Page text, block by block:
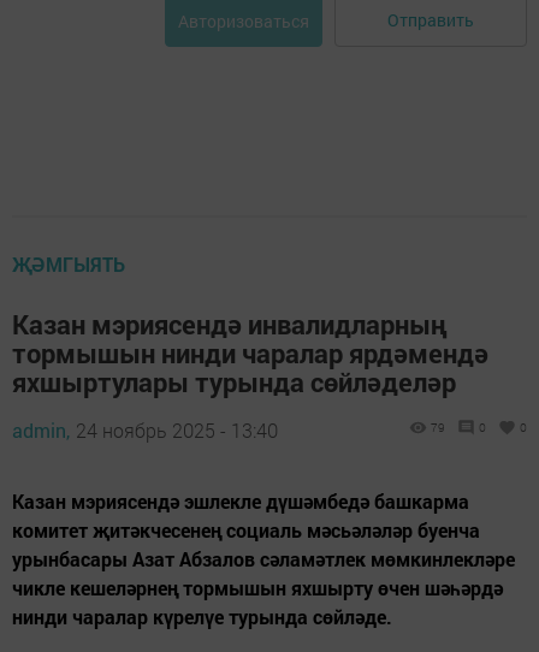
Авторизоваться Отправить
ҖӘМГЫЯТЬ
Казан мэриясендә инвалидларның
тормышын нинди чаралар ярдәмендә
яхшыртулары турында сөйләделәр
admin, 24 ноябрь 2025 - 13:40 79 0 0
Казан мэриясендә эшлекле дүшәмбедә башкарма
комитет җитәкчесенең социаль мәсьәләләр буенча
урынбасары Азат Абзалов сәламәтлек мөмкинлекләре
чикле кешеләрнең тормышын яхшырту өчен шәһәрдә
нинди чаралар күрелүе турында сөйләде.